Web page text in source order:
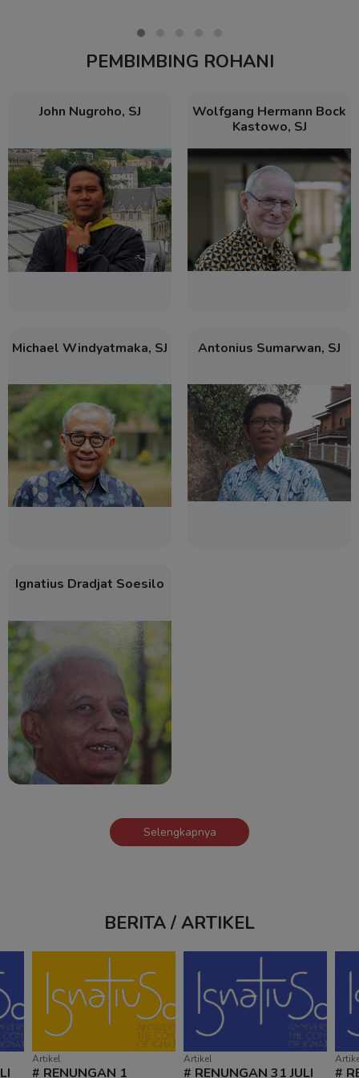
PEMBIMBING ROHANI
John Nugroho, SJ
Wolfgang Hermann Bock
Kastowo, SJ
Michael Windyatmaka, SJ Antonius Sumarwan, SJ
Ignatius Dradjat Soesilo
Selengkapnya
BERITA / ARTIKEL
Artikel
# RENUNGAN 1
Artikel
# RENUNGAN 31 JULI #